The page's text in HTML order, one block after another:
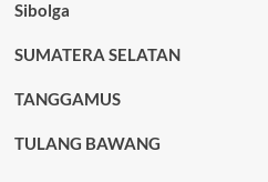
Sibolga
SUMATERA SELATAN
TANGGAMUS
TULANG BAWANG